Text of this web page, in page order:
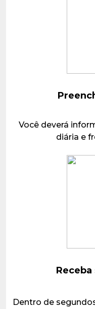
Você deverá
diária e
Dentro de